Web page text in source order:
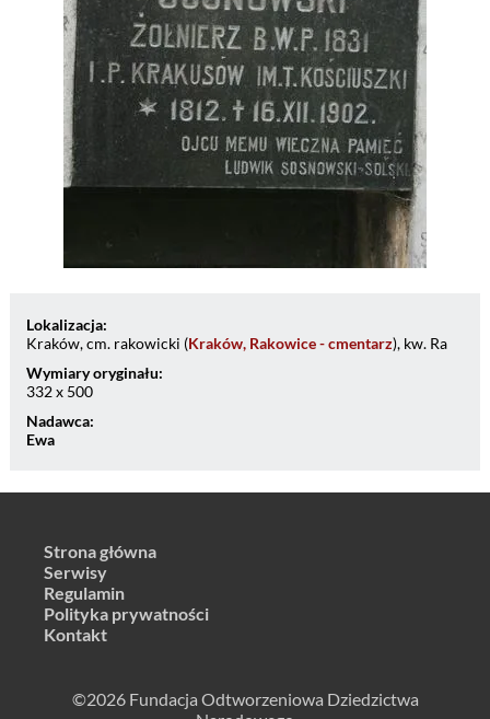
Lokalizacja:
Kraków, cm. rakowicki (Kraków, Rakowice - cmentarz), kw. Ra
Wymiary oryginału:
332 x 500
Nadawca:
Ewa
Strona główna
Serwisy
Regulamin
Polityka prywatności
Kontakt
©2026 Fundacja Odtworzeniowa Dziedzictwa